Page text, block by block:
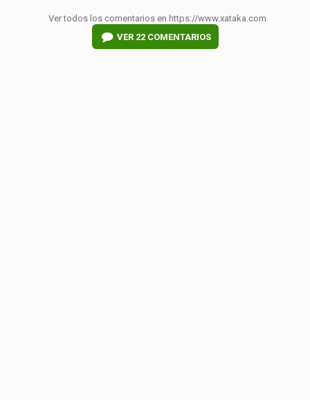
Ver todos los comentarios en https://www.xataka.com
VER 22 COMENTARIOS